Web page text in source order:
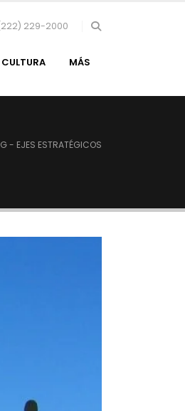
229-2000
MÁS
- EJES ESTRATÉGICOS